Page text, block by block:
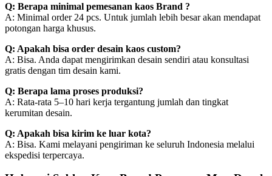
Q: Berapa minimal pemesanan kaos Brand ?
A: Minimal order 24 pcs. Untuk jumlah lebih besar akan mendapat
potongan harga khusus.
Q: Apakah bisa order desain kaos custom?
A: Bisa. Anda dapat mengirimkan desain sendiri atau konsultasi
gratis dengan tim desain kami.
Q: Berapa lama proses produksi?
A: Rata-rata 5–10 hari kerja tergantung jumlah dan tingkat
kerumitan desain.
Q: Apakah bisa kirim ke luar kota?
A: Bisa. Kami melayani pengiriman ke seluruh Indonesia melalui
ekspedisi terpercaya.